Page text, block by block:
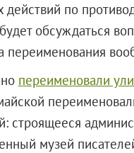
действий по
обсуждаться
переименования
переименовали
строящееся
музей